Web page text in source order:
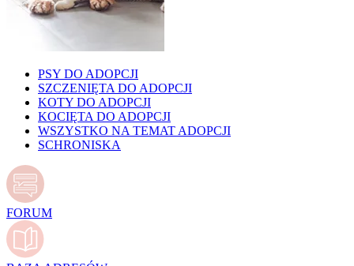
PSY DO ADOPCJI
SZCZENIĘTA DO ADOPCJI
KOTY DO ADOPCJI
KOCIĘTA DO ADOPCJI
WSZYSTKO NA TEMAT ADOPCJI
SCHRONISKA
FORUM